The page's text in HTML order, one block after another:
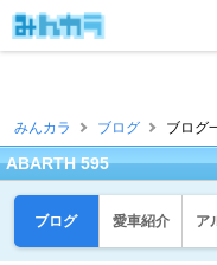
みんカラ ブログ ブログ
ABARTH 595
ブログ 愛車紹介 ア